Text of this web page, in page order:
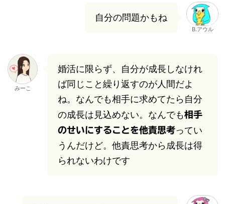
自分の問題かもね
B.アウル
みーこ
婚活に限らず、自分が成長しなけれ
ば同じこと繰り返すのが人間だよ
ね。なんでも相手に求めてたら自分
の成長は見込めない。なんでも相手
のせいにすることを他責思考ってい
うんだけど。他責思考から成長は得
られないわけです